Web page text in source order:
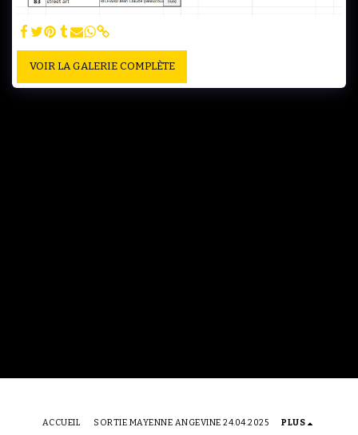
VOIR LA GALERIE COMPLÈTE
ACCUEIL SORTIE MAYENNE ANGEVINE 24.04.2025 PLUS